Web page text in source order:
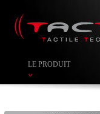
LE PRODUIT